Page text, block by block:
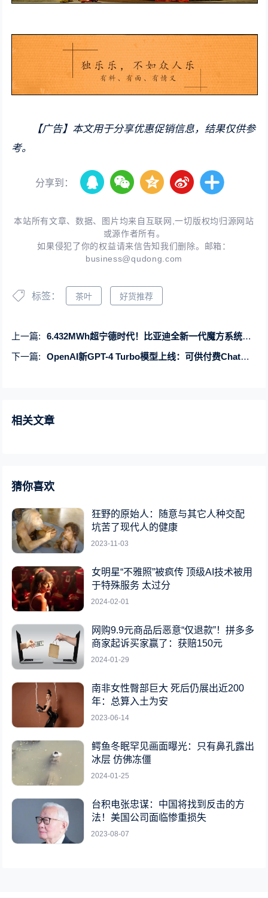
【广告】本文用于分享优惠促销信息，结果仅供参
考。
分享到：
本站所有文章、数据、图片均来自互联网,一切版权均归源网站
或源作者所有。
如果侵犯了你的权益请来信告知我们删除。邮箱：
business@qudong.com
标签： 茶叶 好货推荐
上一篇:
6.432MWh超宁德时代！比亚迪全新一代魔方系统MC Cube-T上市
下一篇:
OpenAI新GPT-4 Turbo模型上线：可供付费ChatGPT用户使用
相关文章
猜你喜欢
狂野的原始人：随意与其它人种交配
坑苦了现代人的健康
2023-11-03
女明星“不雅照”被疯传 顶级AI技术被用
于特殊服务 太过分
2024-02-01
网购9.9元商品后恶意“仅退款”！拼多多
商家起诉买家赢了：获赔150元
2024-01-29
南非女性臀部巨大 死后仍展出近200
年：总算入土为安
2023-06-14
鳄鱼冬眠罕见画面曝光：只有鼻孔露出
冰层 仿佛冻僵
2024-01-25
台积电张忠谋：中国将找到反击的方
法！美国公司面临惨重损失
2023-08-07